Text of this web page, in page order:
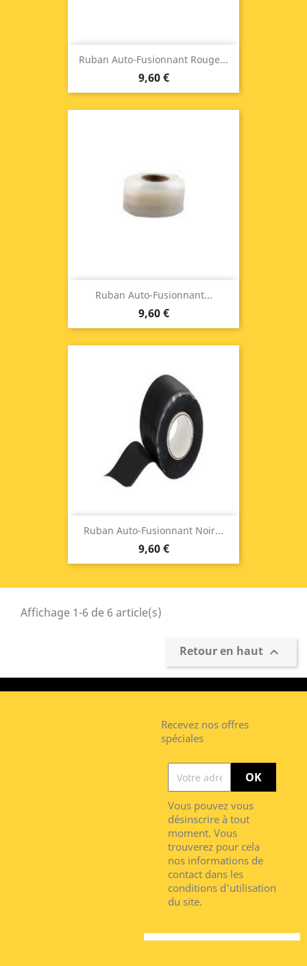
Ruban Auto-Fusionnant Rouge...
9,60 €
Ruban Auto-Fusionnant...
9,60 €
Ruban Auto-Fusionnant Noir...
9,60 €
Affichage 1-6 de 6 article(s)
Retour en haut 
Recevez nos offres
spéciales
Vous pouvez vous
désinscrire à tout
moment. Vous
trouverez pour cela
nos informations de
contact dans les
conditions d'utilisation
du site.